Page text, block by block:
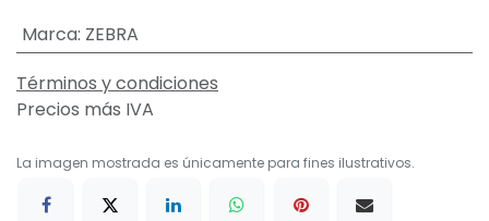
Marca: ZEBRA
Términos y condiciones
Precios más IVA
La imagen mostrada es únicamente para fines ilustrativos.